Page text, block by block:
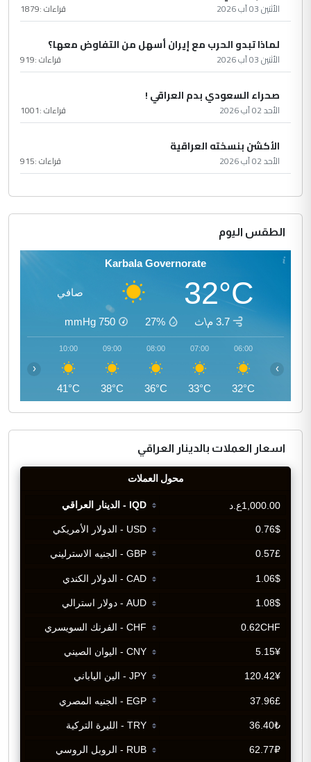
الأثنين 03 آب 2026 قراءات :1879
لماذا تبدو الحرب مع إيران أسهل من التفاوض معها؟
الأثنين 03 آب 2026 قراءات :919
صحراء السعودي بدم العراقي !
الأحد 02 آب 2026 قراءات :1001
الأكشن بنسخته العراقية
الأحد 02 آب 2026 قراءات :915
الطقس اليوم
Karbala Governorate
32°C صافي
3.7 م\ث 27%
750
mmHg
06:00
32°C
07:00
33°C
08:00
36°C
09:00
38°C
10:00
41°C
‹ ›
اسعار العملات بالدينار العراقي